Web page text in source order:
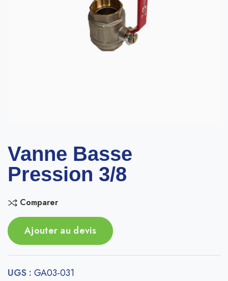
Vanne Basse
Pression 3/8
Comparer
Ajouter au devis
UGS : GA03-031